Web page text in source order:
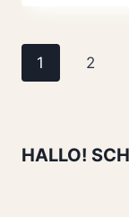
1 2
HALLO!